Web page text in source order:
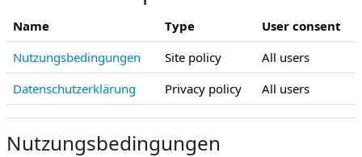
Name Type
User consent
Nutzungsbedingungen
Site policy
All users
Datenschutzerklärung
Privacy policy All users
Nutzungsbedingungen